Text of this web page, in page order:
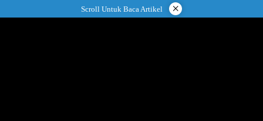
ke
Scroll Untuk Baca Artikel ×